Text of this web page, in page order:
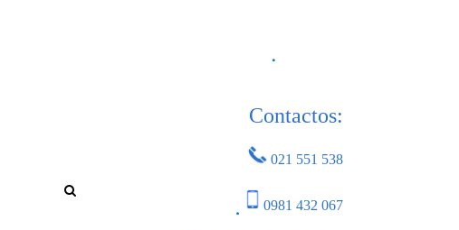
Contactos:
021 551 538
0981 432 067